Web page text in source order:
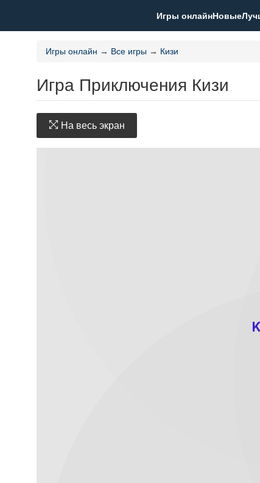
Игры онлайнНовые
Игры онлайн → Все игры → Кизи
Игра Приключения Кизи
На весь экран